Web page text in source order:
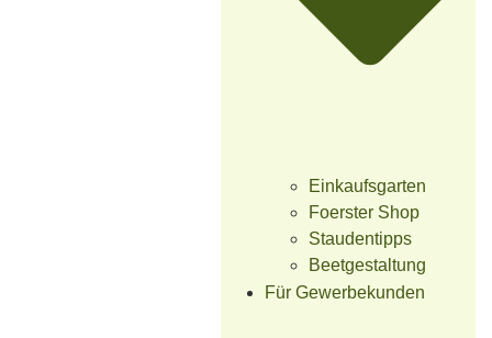
Einkaufsgarten
Foerster Shop
Staudentipps
Beetgestaltung
Für Gewerbekunden